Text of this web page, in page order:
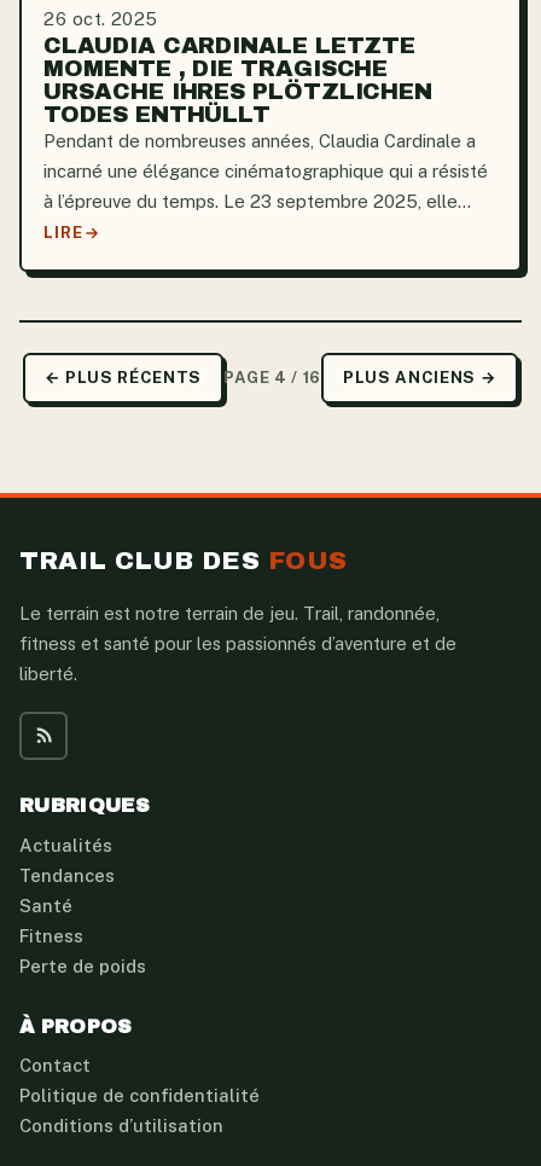
26 oct. 2025
CLAUDIA CARDINALE LETZTE
MOMENTE , DIE TRAGISCHE
URSACHE IHRES PLÖTZLICHEN
TODES ENTHÜLLT
Pendant de nombreuses années, Claudia Cardinale a
incarné une élégance cinématographique qui a résisté
à l’épreuve du temps. Le 23 septembre 2025, elle
s’est éteinte subitement, laissant un profond vide dans
LIRE
← PLUS RÉCENTS PAGE 4 / 16 PLUS ANCIENS →
TRAIL CLUB DES FOUS
Le terrain est notre terrain de jeu. Trail, randonnée,
fitness et santé pour les passionnés d’aventure et de
liberté.
RUBRIQUES
Actualités
Tendances
Santé
Fitness
Perte de poids
À PROPOS
Contact
Politique de confidentialité
Conditions d’utilisation